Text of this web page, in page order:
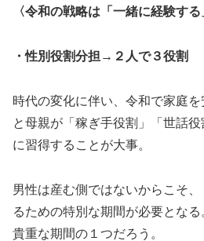
〈令和の戦略は「一緒に経験する
・性別役割分担→２人で３役割
時代の変化に伴い、令和で家庭
と母親が「稼ぎ手役割」「世話
に習得することが大事。
男性は産む側ではないからこそ
るための特別な期間が必要とな
貴重な期間の１つだろう。